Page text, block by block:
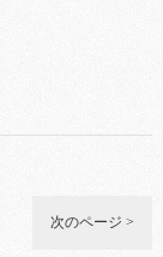
次のページ >